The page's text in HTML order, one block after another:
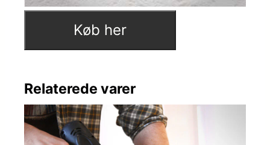
Køb her
Relaterede varer